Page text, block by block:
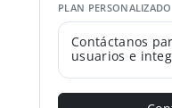
PLAN PERSONALIZADO
Contáctanos
usuarios e